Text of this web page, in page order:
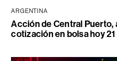
ARGENTINA
Acción de Central Puerto,
cotización en bolsa hoy